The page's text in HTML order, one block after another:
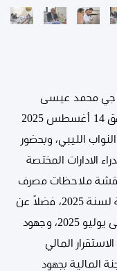
محمد عيسى
اجتماع مغلق صباح اليوم الخميس الموافق 14 أغسطس 2025
الليبي، وبحضور
الادارات المختصة
ملاحظات مصرف
ليبيا المركزي حيال مقترح الميزانية العامة لسنة 2025، فضلاً عن
استعراض ابرز مؤشرات الاقتصاد الليبي حتى يوليو 2025، وجهود
المالي
المالية بجهود